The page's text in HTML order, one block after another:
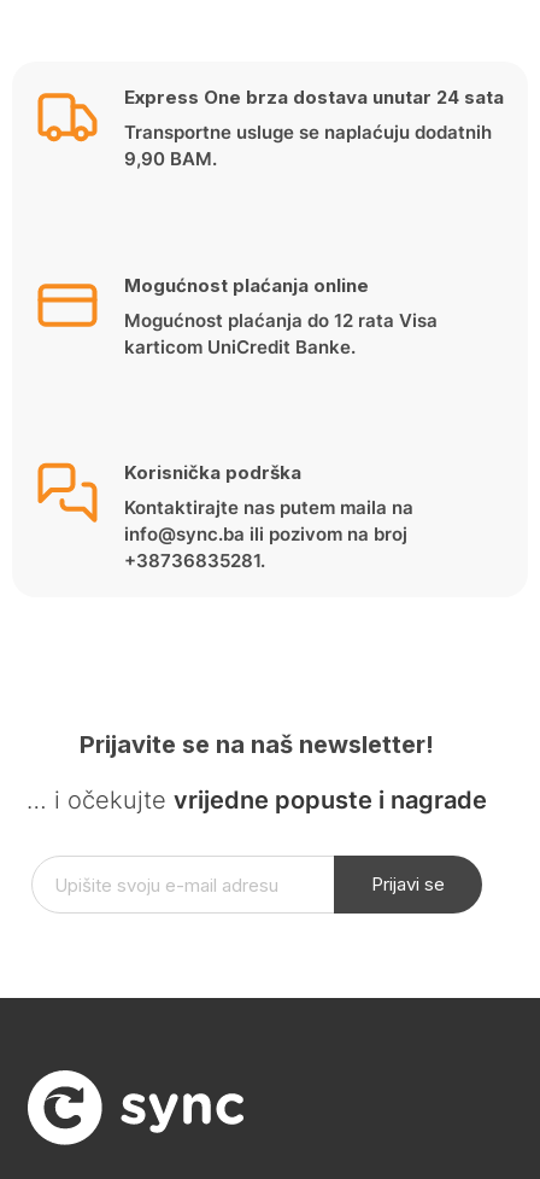
Express One brza dostava unutar 24 sata
Transportne usluge se naplaćuju dodatnih
9,90 BAM.
Mogućnost plaćanja online
Mogućnost plaćanja do 12 rata Visa
karticom UniCredit Banke.
Korisnička podrška
Kontaktirajte nas putem maila na
info@sync.ba ili pozivom na broj
+38736835281.
Prijavite se na naš newsletter!
… i očekujte vrijedne popuste i nagrade
Prijavi se